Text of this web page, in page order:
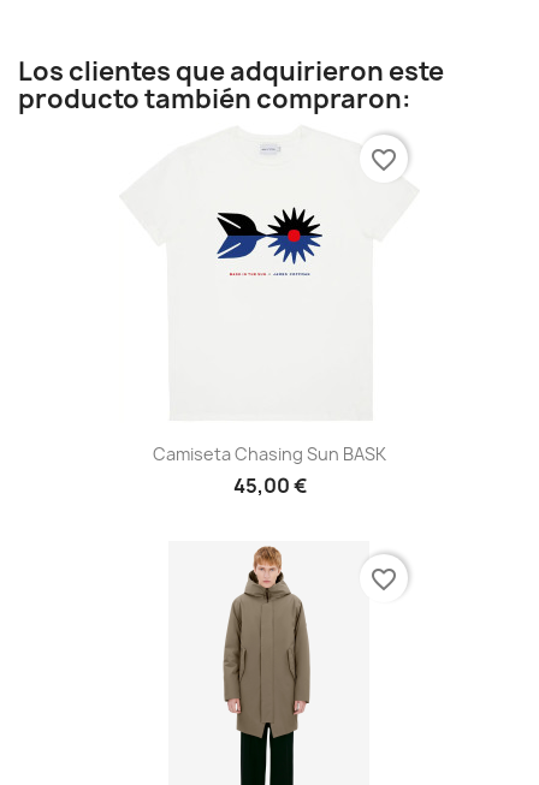
Los clientes que adquirieron este
producto también compraron:
Camiseta Chasing Sun BASK
45,00 €
favorite_border
favorite_border